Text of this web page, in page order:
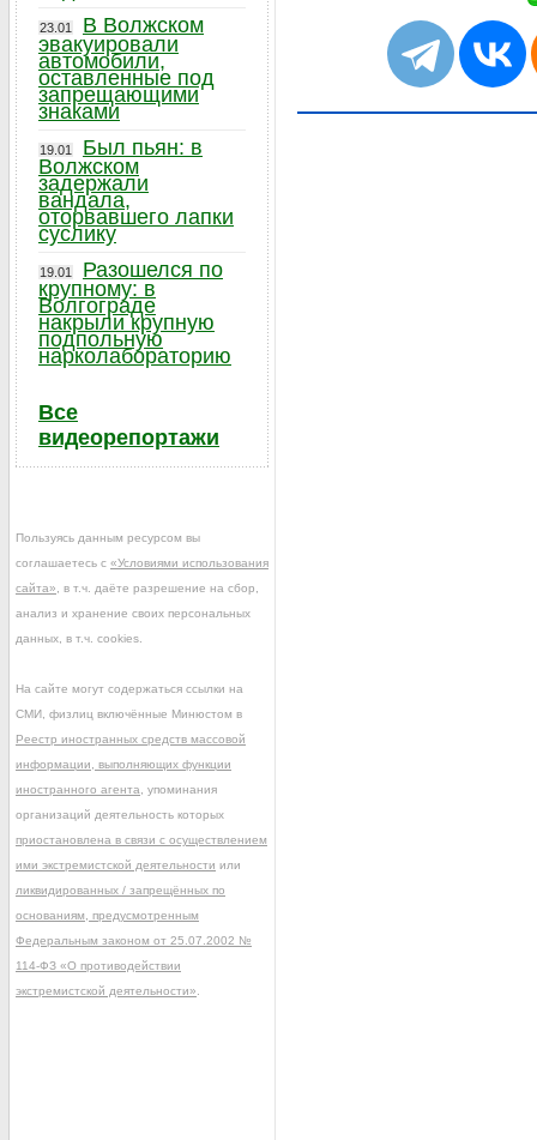
23.01
В Волжском
эвакуировали
автомобили,
оставленные под
запрещающими
знаками
19.01
Был пьян: в
Волжском
задержали
вандала,
оторвавшего лапки
суслику
19.01
Разошелся по
крупному: в
Волгограде
накрыли крупную
подпольную
нарколабораторию
Все
видеорепортажи
Пользуясь данным ресурсом вы
соглашаетесь с «Условиями использования
сайта» , в т.ч. даёте разрешение на сбор,
анализ и хранение своих персональных
данных, в т.ч. cookies.
На сайте могут содержаться ссылки на
СМИ, физлиц включённые Минюстом в
Реестр иностранных средств массовой
информации, выполняющих функции
иностранного агента , упоминания
организаций деятельность которых
приостановлена в связи с осуществлением
ими экстремистской деятельности или
ликвидированных / запрещённых по
основаниям, предусмотренным
Федеральным законом от 25.07.2002 №
114-ФЗ «О противодействии
экстремистской деятельности»